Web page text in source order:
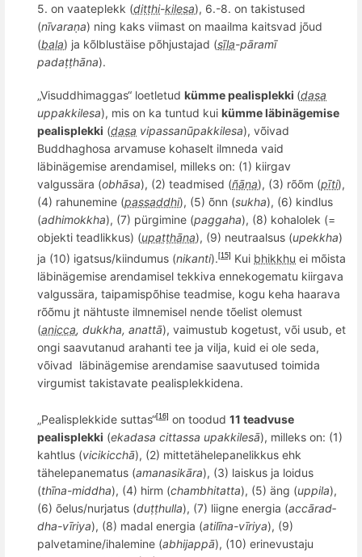
5. on vaateplekk (diṭṭhi-kilesa), 6.-8. on takistused
(nīvaraṇa) ning kaks viimast on maailma kaitsvad jõud
(bala) ja kõlblustäise põhjustajad (sīla-pāramī
padaṭṭhāna).
„Visuddhimaggas“ loetletud kümmepealisplekki (dasa
uppakkilesa), mis on ka tuntud kui kümme läbinägemise
pealisplekki (dasa vipassanūpakkilesa), võivad
Buddhaghosa arvamuse kohaselt ilmneda vaid
läbinägemise arendamisel, milleks on: (1) kiirgav
valgussära (obhāsa), (2) teadmised (ñāṇa), (3) rõõm (pīti),
(4) rahunemine (passaddhi), (5) õnn (sukha), (6) kindlus
(adhimokkha), (7) pürgimine (paggaha), (8) kohalolek (=
objekti teadlikkus) (upaṭṭhāna), (9) neutraalsus (upekkha)
ja (10) igatsus/kiindumus (nikanti). [15] Kui bhikkhu ei mõista
läbinägemise arendamisel tekkiva ennekogematu kiirgava
valgussära, taipamispõhise teadmise, kogu keha haarava
rõõmu jt nähtuste ilmnemisel nende tõelist olemust
(anicca, dukkha, anattā), vaimustub kogetust, või usub, et
ongi saavutanud arahanti tee ja vilja, kuid ei ole seda,
võivad läbinägemise arendamise saavutused toimida
virgumist takistavate pealisplekkidena.
„Pealisplekkide suttas“[16] on toodud 11 teadvuse
pealisplekki (ekadasa cittassa upakkilesā), milleks on: (1)
kahtlus (vicikicchā), (2) mittetähelepanelikkus ehk
tähelepanematus (amanasikāra), (3) laiskus ja loidus
(thīna-middha), (4) hirm (chambhitatta), (5) äng (uppila),
(6) õelus/nurjatus (duṭṭhulla), (7) liigne energia (accārad­
dha­-vīriya), (8) madal energia (atilīna-vīriya), (9)
palvetamine/ihalemine (abhijappā), (10) erinevustaju